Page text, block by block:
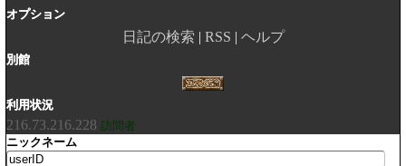
オプション
日記の検索 RSS ヘルプ
別館
利用状況
216.73.216.228 訪問者
ニックネーム